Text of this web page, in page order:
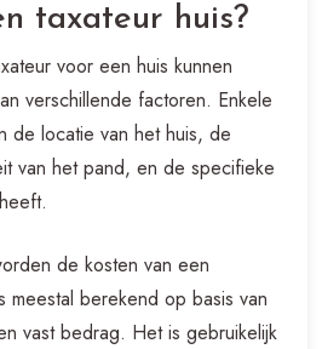
taxateur huis?
voor een huis kunnen
verschillende factoren. Enkele
de locatie van het huis, de
van het pand, en de specifieke
de kosten van een
meestal berekend op basis van
vast bedrag. Het is gebruikelijk